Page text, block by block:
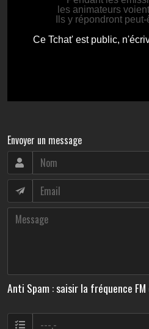
Envoyer un message
Anti Spam : saisir la fréquence